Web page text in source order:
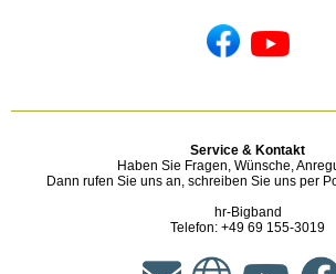
Service & Kontakt
Haben Sie Fragen, Wünsche,
Dann rufen Sie uns an, schreiben Sie uns per
hr-Bigband
Telefon: +49 69 155-3019